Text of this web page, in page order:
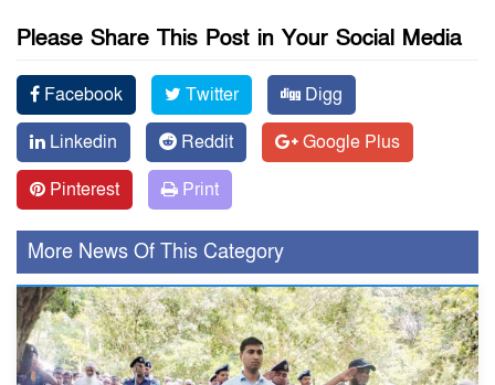
Please Share This Post in Your Social Media
Facebook Twitter
Digg
Linkedin
Reddit
Google Plus
Pinterest
Print
More News Of This Category